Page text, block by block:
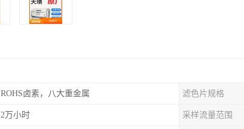
ROHS卤素，八大重金属 滤色片规格
2万小时 采样流量范围